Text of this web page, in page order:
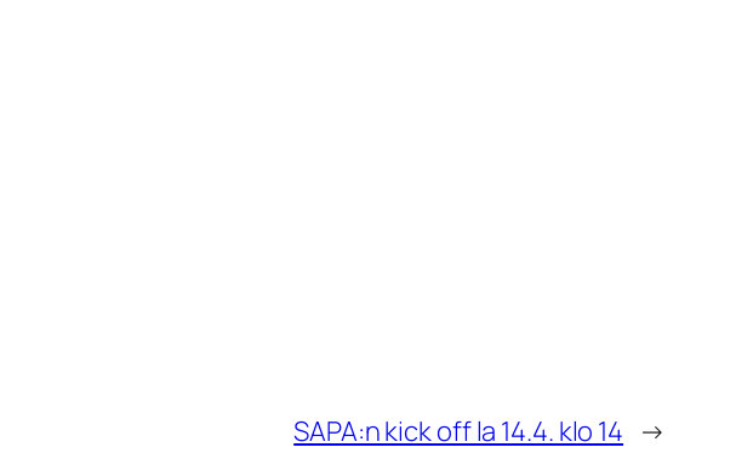
SAPA:n kick off la 14.4. klo 14 →